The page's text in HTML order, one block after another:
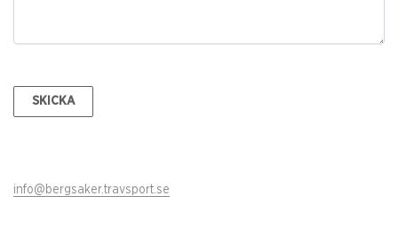
SKICKA
info@bergsaker.travsport.se